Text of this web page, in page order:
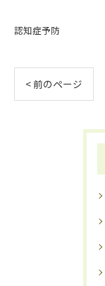
認知症予防
< 前のページ